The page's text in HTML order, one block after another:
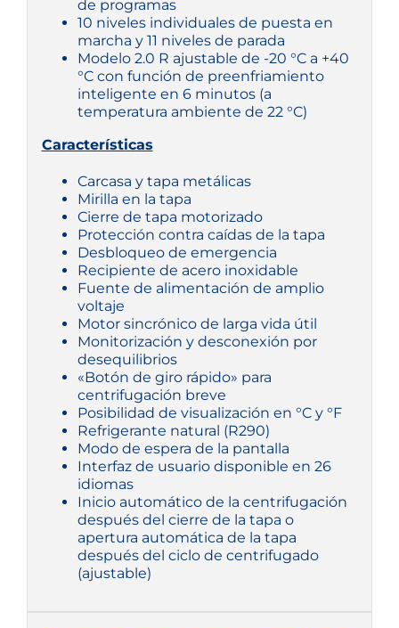
de programas
10 niveles individuales de puesta en
marcha y 11 niveles de parada
Modelo 2.0 R ajustable de -20 °C a +40
°C con función de preenfriamiento
inteligente en 6 minutos (a
temperatura ambiente de 22 °C)
Características
Carcasa y tapa metálicas
Mirilla en la tapa
Cierre de tapa motorizado
Protección contra caídas de la tapa
Desbloqueo de emergencia
Recipiente de acero inoxidable
Fuente de alimentación de amplio
voltaje
Motor sincrónico de larga vida útil
Monitorización y desconexión por
desequilibrios
«Botón de giro rápido» para
centrifugación breve
Posibilidad de visualización en °C y °F
Refrigerante natural (R290)
Modo de espera de la pantalla
Interfaz de usuario disponible en 26
idiomas
Inicio automático de la centrifugación
después del cierre de la tapa o
apertura automática de la tapa
después del ciclo de centrifugado
(ajustable)